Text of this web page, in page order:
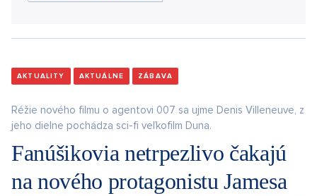
AKTUALITY AKTUÁLNE ZÁBAVA
Réžie nového filmu o agentovi 007 sa ujme Denis Villeneuve, z
jeho dielne pochádza sci-fi veľkofilm Duna.
Fanúšikovia netrpezlivo čakajú
na nového protagonistu Jamesa